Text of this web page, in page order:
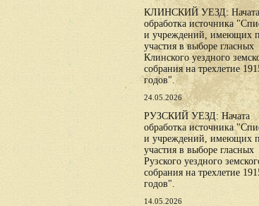
КЛИНСКИЙ УЕЗД: Начата
обработка источника
и учреждений, имеющих
участия в выборе гласных
Клинского уездного
собрания на трехлетие
годов".
24.05.2026
РУЗСКИЙ УЕЗД: Начата
обработка источника
и учреждений, имеющих
участия в выборе гласных
Рузского уездного
собрания на трехлетие
годов".
14.05.2026